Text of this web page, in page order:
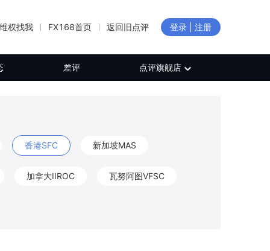
维权找我 FX168首页 返回旧点评 登录 | 注册
差评 点评旗舰店
香港SFC 新加坡MAS
加拿大IIROC 瓦努阿图VFSC